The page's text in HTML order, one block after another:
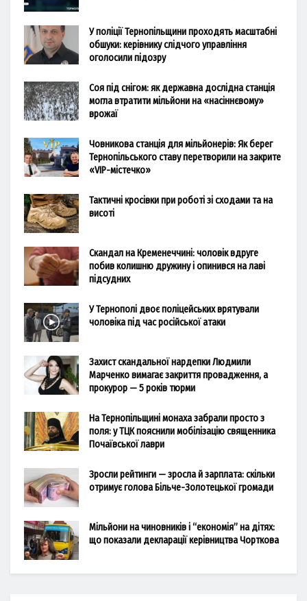
У поліції Тернопільщини проходять масштабні
обшуки: керівнику слідчого управління
оголосили підозру
Соя під снігом: як державна дослідна станція
могла втратити мільйони на «насіннєвому»
врожаї
Човникова станція для мільйонерів: Як берег
Тернопільського ставу перетворили на закрите
«VIP-містечко»
Тактичні кросівки при роботі зі сходами та на
висоті
Скандал на Кременеччині: чоловік вдруге
побив колишню дружину і опинився на лаві
підсудних
У Тернополі двоє поліцейських врятували
чоловіка під час російської атаки
Захист скандальної нардепки Людмили
Марченко вимагає закриття провадження, а
прокурор — 5 років тюрми
На Тернопільщині монаха забрали просто з
поля: у ТЦК пояснили мобілізацію священника
Почаївської лаври
Зросли рейтинги — зросла й зарплата: скільки
отримує голова Більче-Золотецької громади
Мільйони на чиновників і “економія” на дітях:
що показали декларації керівництва Чорткова